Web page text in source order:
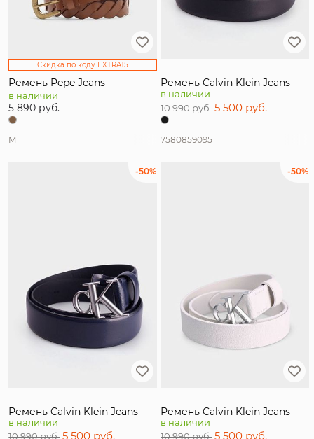
Скидка по коду EXTRA15
Ремень Pepe Jeans
в наличии
5 890 руб.
M
Ремень Calvin Klein Jeans
в наличии
10 990 руб. 5 500 руб.
7580859095
-50%
Ремень Calvin Klein Jeans
в наличии
10 990 руб. 5 500 руб.
-50%
Ремень Calvin Klein Jeans
в наличии
10 990 руб. 5 500 руб.